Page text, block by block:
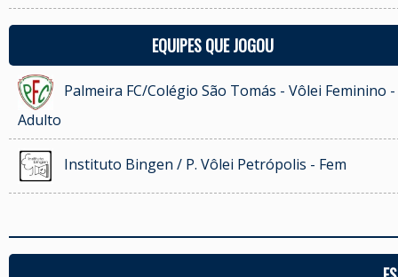
EQUIPES QUE JOGOU
Palmeira FC/Colégio São Tomás - Vôlei Feminino -
Adulto
Instituto Bingen / P. Vôlei Petrópolis - Fem